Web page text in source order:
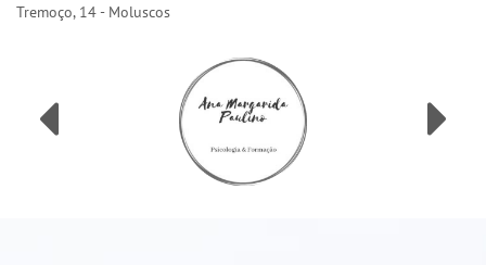
Tremoço, 14 - Moluscos